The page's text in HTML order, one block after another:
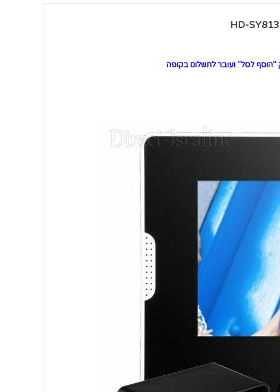
לסל" ועובר לתשלום בקופה